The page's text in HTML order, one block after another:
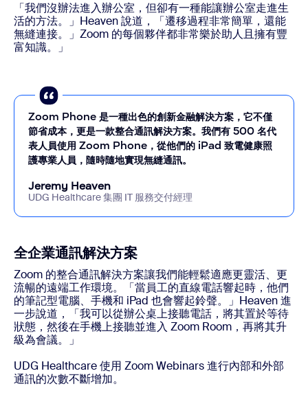
「我們沒辦法進入辦公室，但卻有一種能讓辦公室走進生
活的方法。」Heaven 說道，「遷移過程非常簡單，還能
無縫連接。」Zoom 的每個夥伴都非常樂於助人且擁有豐
富知識。」
Zoom Phone 是一種出色的創新金融解決方案，它不僅
節省成本，更是一款整合通訊解決方案。我們有 500 名代
表人員使用 Zoom Phone，從他們的 iPad 致電健康照
護專業人員，隨時隨地實現無縫通訊。
Jeremy Heaven
UDG Healthcare 集團 IT 服務交付經理
全企業通訊解決方案
Zoom 的整合通訊解決方案讓我們能輕鬆適應更靈活、更
流暢的遠端工作環境。「當員工的直線電話響起時，他們
的筆記型電腦、手機和 iPad 也會響起鈴聲。」Heaven 進
一步說道，「我可以從辦公桌上接聽電話，將其置於等待
狀態，然後在手機上接聽並進入 Zoom Room，再將其升
級為會議。」
UDG Healthcare 使用 Zoom Webinars 進行內部和外部
通訊的次數不斷增加。